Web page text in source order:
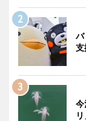
支
今